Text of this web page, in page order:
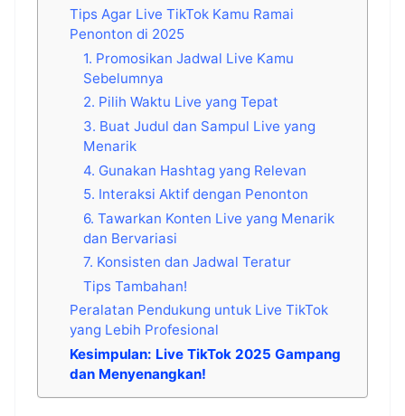
Tips Agar Live TikTok Kamu Ramai
Penonton di 2025
1. Promosikan Jadwal Live Kamu
Sebelumnya
2. Pilih Waktu Live yang Tepat
3. Buat Judul dan Sampul Live yang
Menarik
4. Gunakan Hashtag yang Relevan
5. Interaksi Aktif dengan Penonton
6. Tawarkan Konten Live yang Menarik
dan Bervariasi
7. Konsisten dan Jadwal Teratur
Tips Tambahan!
Peralatan Pendukung untuk Live TikTok
yang Lebih Profesional
Kesimpulan: Live TikTok 2025 Gampang
dan Menyenangkan!